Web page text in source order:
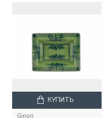
Ginori
КУПИТЬ